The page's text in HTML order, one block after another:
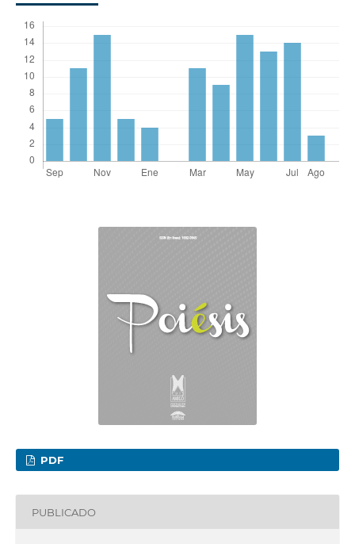
PDF
PUBLICADO